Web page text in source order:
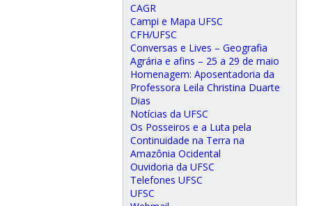
CAGR
Campi e Mapa UFSC
CFH/UFSC
Conversas e Lives – Geografia
Agrária e afins – 25 a 29 de maio
Homenagem: Aposentadoria da
Professora Leila Christina Duarte
Dias
Notícias da UFSC
Os Posseiros e a Luta pela
Continuidade na Terra na
Amazônia Ocidental
Ouvidoria da UFSC
Telefones UFSC
UFSC